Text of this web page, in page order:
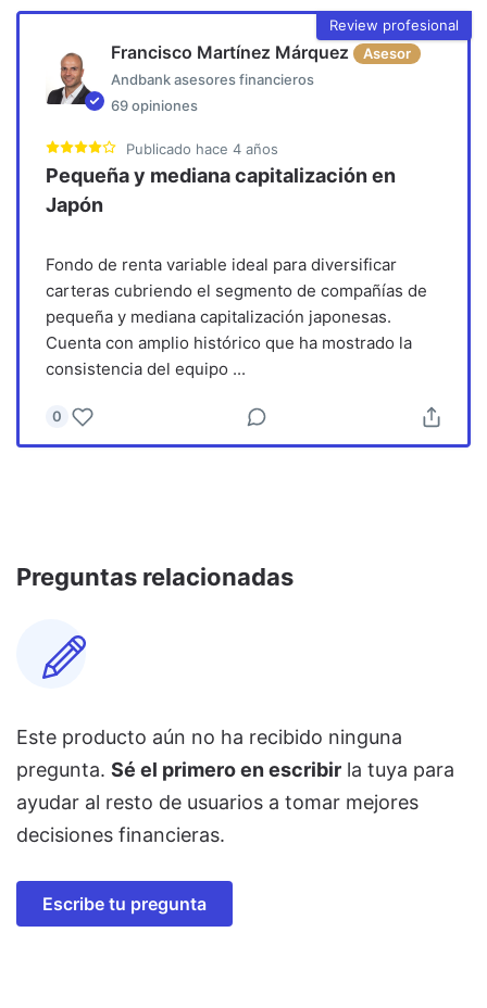
Review profesional
Francisco Martínez Márquez
Asesor
Andbank asesores financieros
69 opiniones
Publicado hace 4 años
Pequeña y mediana capitalización en
Japón
Fondo de renta variable ideal para diversificar
carteras cubriendo el segmento de compañías de
pequeña y mediana capitalización japonesas.
Cuenta con amplio histórico que ha mostrado la
consistencia del equipo ...
0
Preguntas relacionadas
Este producto aún no ha recibido ninguna
pregunta. Sé el primero en escribir la tuya para
ayudar al resto de usuarios a tomar mejores
decisiones financieras.
Escribe tu pregunta